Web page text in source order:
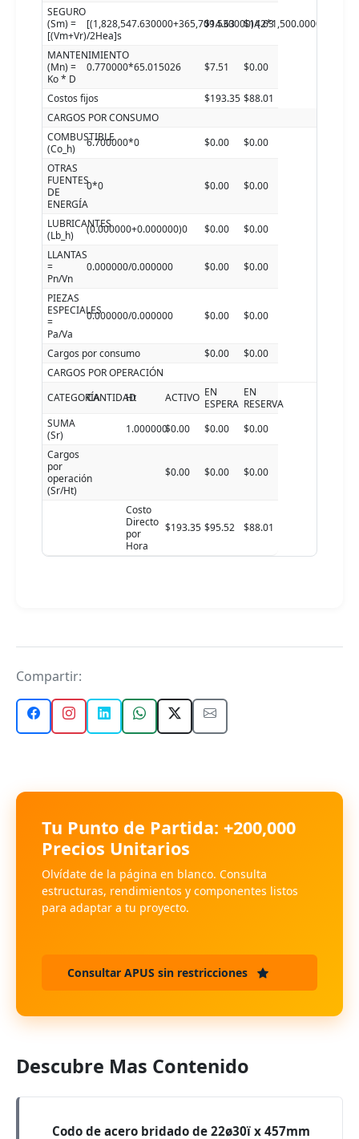
SEGURO
(Sm) =
[(Vm+Vr)/2Hea]s
[(1,828,547.630000+365,709.530000)/
$14.63 $14.63
MANTENIMIENTO
(Mn) =
Ko * D
0.770000*65.015026 $7.51 $0.00
Costos fijos $193.35 $88.01
CARGOS POR CONSUMO
COMBUSTIBLE
(Co_h)
6.700000*0 $0.00
$0.00
OTRAS
FUENTES
DE
ENERGÍA
0*0 $0.00 $0.00
LUBRICANTES
(Lb_h)
(0.000000+0.000000)0 $0.00
$0.00
LLANTAS
=
Pn/Vn
0.000000/0.000000 $0.00 $0.00
PIEZAS
ESPECIALES
=
Pa/Va
0.000000/0.000000 $0.00 $0.00
Cargos por consumo $0.00
$0.00
CARGOS POR OPERACIÓN
CATEGORÍACANTIDAD
Ht ACTIVO EN
ESPERA
EN
RESERVA
SUMA
(Sr)
1.000000$0.00 $0.00
$0.00
Cargos
por
operación
(Sr/Ht)
$0.00 $0.00 $0.00
Costo
Directo
por
Hora
$193.35 $95.52 $88.01
Compartir:
Tu Punto de Partida: +200,000
Precios Unitarios
Olvídate de la página en blanco. Consulta
estructuras, rendimientos y componentes listos
para adaptar a tu proyecto.
Consultar APUS sin restricciones
Descubre Mas Contenido
Codo de acero bridado de 22ø30ï x 457mm